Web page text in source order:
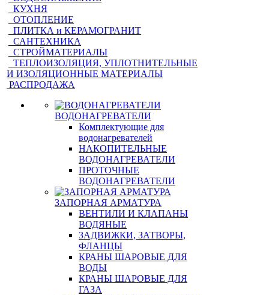
КУХНЯ
ОТОПЛЕНИЕ
ПЛИТКА и КЕРАМОГРАНИТ
САНТЕХНИКА
СТРОЙМАТЕРИАЛЫ
ТЕПЛОИЗОЛЯЦИЯ, УПЛОТНИТЕЛЬНЫЕ
И ИЗОЛЯЦИОННЫЕ МАТЕРИАЛЫ
РАСПРОДАЖА
ВОДОНАГРЕВАТЕЛИ
Комплектующие для
водонагревателей
НАКОПИТЕЛЬНЫЕ
ВОДОНАГРЕВАТЕЛИ
ПРОТОЧНЫЕ
ВОДОНАГРЕВАТЕЛИ
ЗАПОРНАЯ АРМАТУРА
ВЕНТИЛИ И КЛАПАНЫ
ВОДЯНЫЕ
ЗАДВИЖКИ, ЗАТВОРЫ,
ФЛАНЦЫ
КРАНЫ ШАРОВЫЕ ДЛЯ
ВОДЫ
КРАНЫ ШАРОВЫЕ ДЛЯ
ГАЗА